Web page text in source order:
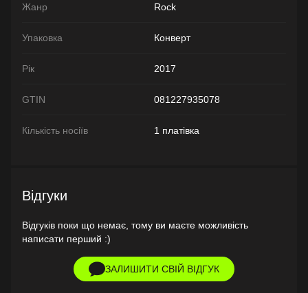
Жанр Rock
Упаковка Конверт
Рік 2017
GTIN 081227935078
Кількість носіїв 1 платівка
Відгуки
Відгуків поки що немає, тому ви маєте можливість
написати перший :)
ЗАЛИШИТИ СВІЙ ВІДГУК